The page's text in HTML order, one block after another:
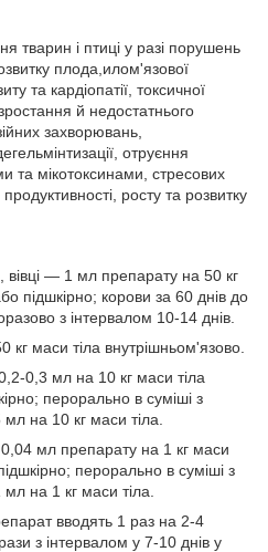
тварин і птиці у разі порушень
плода,илом'язової
та кардіопатії, токсичної
й недостатнього
захворювань,
отруєння
та мікотоксинами, стресових
росту та розвитку
вівці — 1 мл препарату на 50 кг
підшкірно; корови за 60 днів до
з інтервалом 10-14 днів.
маси тіла внутрішньом'язово.
0,3 мл на 10 кг маси тіла
перорально в суміші з
мл на 10 кг маси тіла.
мл препарату на 1 кг маси
перорально в суміші з
на 1 кг маси тіла.
вводять 1 раз на 2-4
з інтервалом у 7-10 днів у